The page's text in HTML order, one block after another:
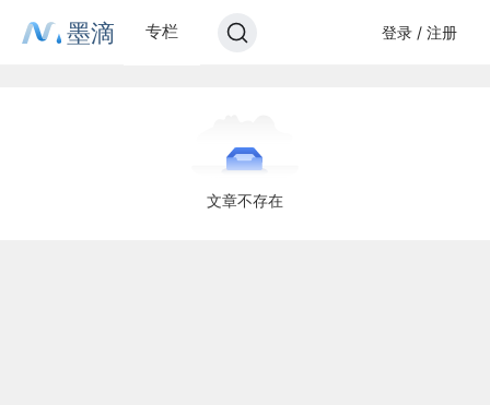
墨滴 专栏 登录 / 注册
文章不存在